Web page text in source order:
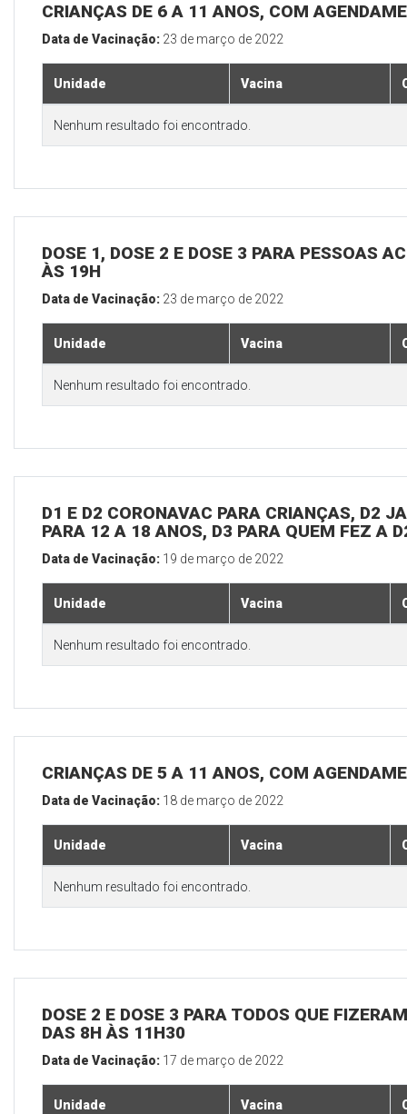
CRIANÇAS DE 6 A 11 ANOS, COM
Data de Vacinação: 23 de março de 2022
Unidade Vacina
Nenhum resultado foi encontrado.
DOSE 1, DOSE 2 E DOSE 3 PARA PESSOAS
ÀS 19H
Data de Vacinação: 23 de março de 2022
Unidade Vacina
Nenhum resultado foi encontrado.
D1 E D2 CORONAVAC PARA CRIANÇAS, D2
PARA 12 A 18 ANOS, D3 PARA QUEM FEZ A
Data de Vacinação: 19 de março de 2022
Unidade Vacina
Nenhum resultado foi encontrado.
CRIANÇAS DE 5 A 11 ANOS, COM
Data de Vacinação: 18 de março de 2022
Unidade Vacina
Nenhum resultado foi encontrado.
DOSE 2 E DOSE 3 PARA TODOS QUE
DAS 8H ÀS 11H30
Data de Vacinação: 17 de março de 2022
Unidade Vacina